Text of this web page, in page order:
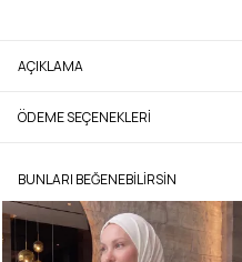
AÇIKLAMA
ÖDEME SEÇENEKLERI
BUNLARI BEĞENEBILIRSIN